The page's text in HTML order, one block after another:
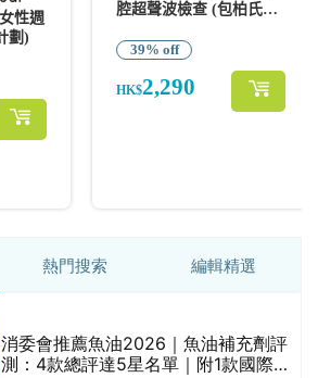
熱門搜索 編輯精選
消委會推薦魚油2026｜魚油補充劑評
測：4款總評達5星名單｜附1款國際